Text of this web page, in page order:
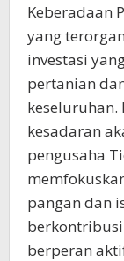
Keberadaan
yang
investasi
pertanian
kesadaran
pengusaha
pangan dan
berperan